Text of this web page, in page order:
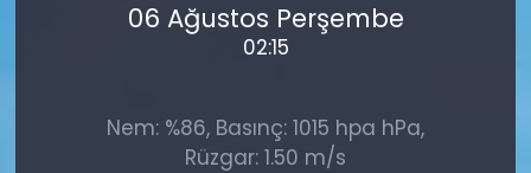
06 Ağustos Perşembe
02:15
Nem: %86, Basınç: 1015 hpa hPa,
Rüzgar: 1.50 m/s